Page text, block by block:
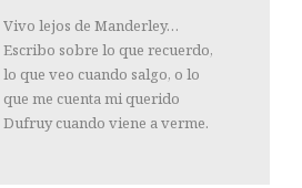
Vivo lejos de Manderley…
Escribo sobre lo que recuerdo,
lo que veo cuando salgo, o lo
que me cuenta mi querido
Dufruy cuando viene a verme.